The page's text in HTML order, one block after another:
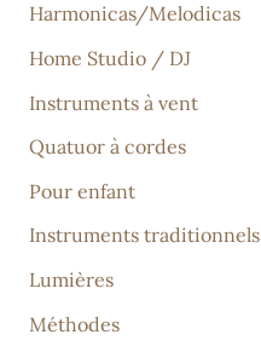
Harmonicas/Melodicas
Home Studio / DJ
Instruments à vent
Quatuor à cordes
Pour enfant
Instruments traditionnels
Lumières
Méthodes